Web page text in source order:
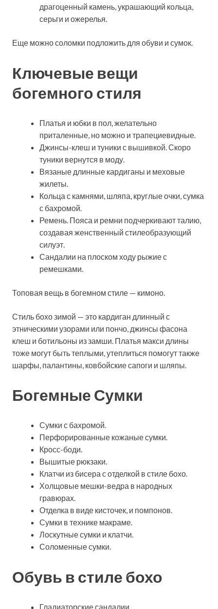
драгоценный камень, украшающий кольца,
серьги и ожерелья.
Еще можно соломки подложить для обуви и сумок.
Ключевые вещи
богемного стиля
Платья и юбки в пол, желательно
приталенные, но можно и трапециевидные.
Джинсы-клеш и туники с вышивкой. Скоро
туники вернутся в моду.
Вязаные длинные кардиганы и меховые
жилеты.
Кольца с камнями, шляпа, круглые очки, сумка
с бахромой.
Ремень. Пояса и ремни подчеркивают талию,
создавая женственный стилеобразующий
силуэт.
Сандалии на плоском ходу рыжие с
ремешками.
Топовая вещь в богемном стиле — кимоно.
Стиль бохо зимой — это кардиган длинный с
этническими узорами или пончо, джинсы фасона
клеш и ботильоны из замши. Платья макси длины
тоже могут быть теплыми, утеплиться помогут также
шарфы, палантины, ковбойские сапоги и шляпы.
Богемные Сумки
Сумки с бахромой.
Перфорированные кожаные сумки.
Кросс-боди.
Вышитые рюкзаки.
Клатчи из бисера с отделкой в стиле бохо.
Холщовые мешки-ведра в народных
гравюрах.
Отделка в виде кисточек, и помпонов.
Сумки в технике макраме.
Лоскутные сумки и клатчи.
Соломенные сумки.
Обувь в стиле бохо
Гладиаторские сандалии.